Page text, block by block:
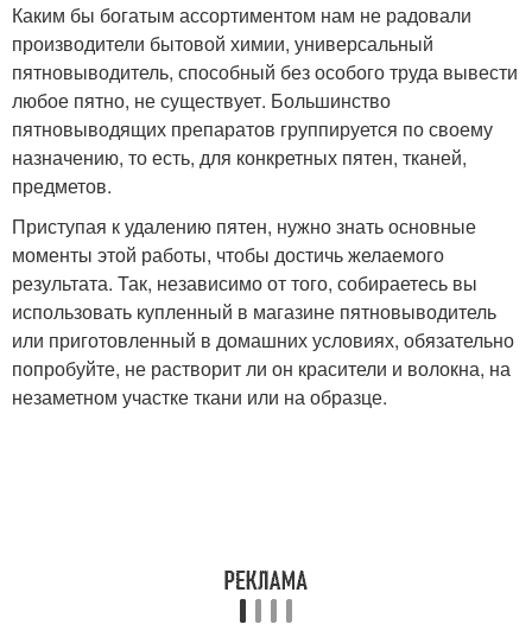
Каким бы богатым ассортиментом нам не радовали
производители бытовой химии, универсальный
пятновыводитель, способный без особого труда вывести
любое пятно, не существует. Большинство
пятновыводящих препаратов группируется по своему
назначению, то есть, для конкретных пятен, тканей,
предметов.
Приступая к удалению пятен, нужно знать основные
моменты этой работы, чтобы достичь желаемого
результата. Так, независимо от того, собираетесь вы
использовать купленный в магазине пятновыводитель
или приготовленный в домашних условиях, обязательно
попробуйте, не растворит ли он красители и волокна, на
незаметном участке ткани или на образце.